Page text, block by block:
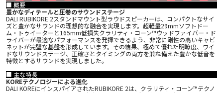
■ 概要
豊かなディテールと圧巻のサウンドステージ
DALI RUBIKORE 2スタンドマウント型ラウドスピーカーは、コンパクトなサイ
ズと豊かなサウンドの理想的な融合を実現します。超軽量29mmソフトドー
ム・トゥイーターと165mm低損失クラリティ・コーン™ウッドファイバー・ド
ライバーが最適なパフォーマンスを発揮できるよう、非常に剛性の高いキャビ
ネットが完璧な基盤を形成しています。その結果、極めて優れた明瞭度、ワイ
ドなサウンドステージ、正確さとタイミングの両方を兼ね備えた豊かな低音を
特徴とするサウンドを実現しました。
■ 主な特長
KOREテクノロジーによる進化
DALI KOREにインスパイアされたRUBIKORE 2は、クラリティ・コーン™テクノ